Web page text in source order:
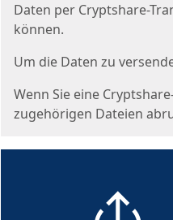
Daten per Cryptshare-
können.
Um die Daten zu
Wenn Sie eine
zugehörigen Dateien